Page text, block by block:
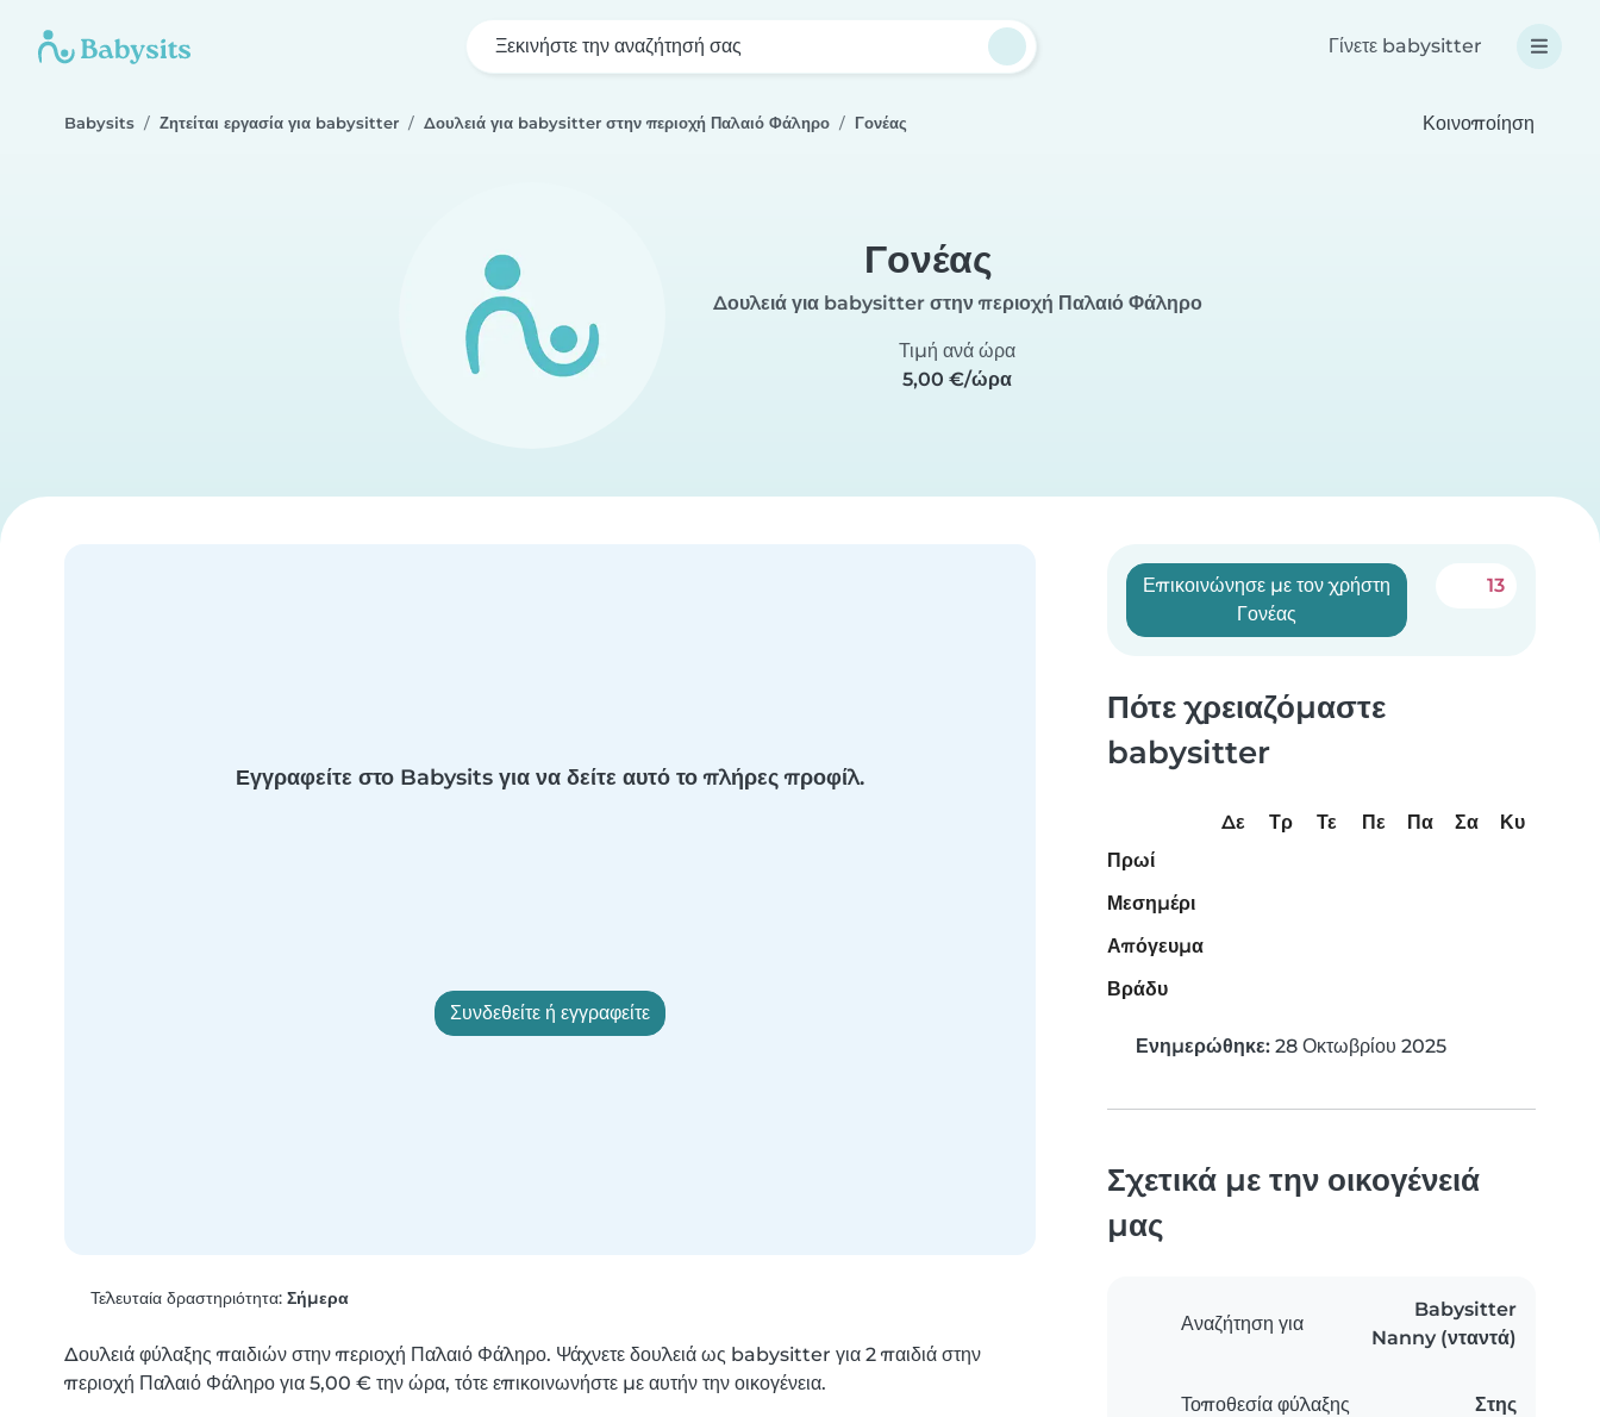
Ξεκινήστε την αναζήτησή σας Γίνετε babysitter
Babysits Ζητείται εργασία για babysitter Δουλειά για babysitter στην περιοχή Παλαιό Φάληρο Γονέας Κοινοποίηση
Γονέας
Δουλειά για babysitter στην περιοχή Παλαιό Φάληρο
Τιμή ανά ώρα
5,00 €/ώρα
Εγγραφείτε στο Babysits για να δείτε αυτό το πλήρες προφίλ.
Συνδεθείτε ή εγγραφείτε
Τελευταία δραστηριότητα: Σήμερα
Δουλειά φύλαξης παιδιών στην περιοχή Παλαιό Φάληρο. Ψάχνετε δουλειά ως babysitter για 2 παιδιά στην
περιοχή Παλαιό Φάληρο για 5,00 € την ώρα, τότε επικοινωνήστε με αυτήν την οικογένεια.
Επικοινώνησε με τον χρήστη
Γονέας
13
Πότε χρειαζόμαστε
babysitter
Δε Τρ Τε Πε Πα Σα
Κυ
Πρωί
Μεσημέρι
Απόγευμα
Βράδυ
Ενημερώθηκε: 28 Οκτωβρίου 2025
Σχετικά με την οικογένειά
μας
Αναζήτηση για
Babysitter
Nanny (νταντά)
Τοποθεσία φύλαξης
Στης